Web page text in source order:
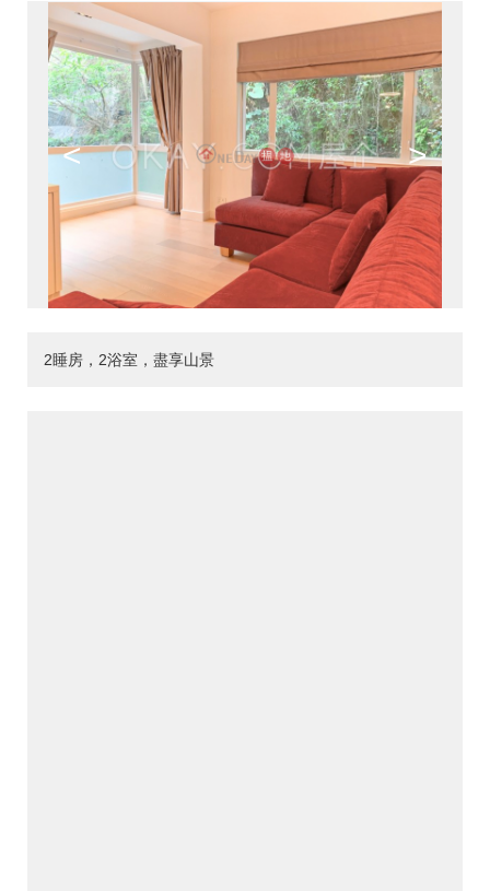
< >
2睡房，2浴室，盡享山景